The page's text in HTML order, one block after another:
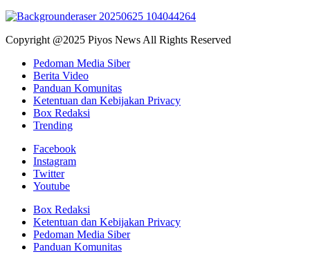
Copyright @2025 Piyos News All Rights Reserved
Pedoman Media Siber
Berita Video
Panduan Komunitas
Ketentuan dan Kebijakan Privacy
Box Redaksi
Trending
Facebook
Instagram
Twitter
Youtube
Box Redaksi
Ketentuan dan Kebijakan Privacy
Pedoman Media Siber
Panduan Komunitas